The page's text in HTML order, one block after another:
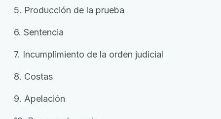
5. Producción de la prueba
6. Sentencia
7. Incumplimiento de la orden judicial
8. Costas
9. Apelación